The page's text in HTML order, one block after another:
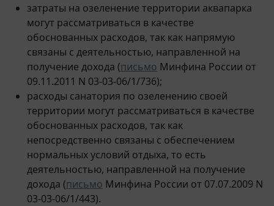
затраты на озеленение территории аквапарка
могут рассматриваться в качестве
обоснованных расходов, так как напрямую
связаны с деятельностью, направленной на
получение дохода (письмо Минфина России от
09.11.2011 N 03-03-06/1/736);
расходы санатория по озеленению своей
территории могут рассматриваться в качестве
обоснованных расходов, так как
непосредственно связаны с обеспечением
нормальных условий отдыха, то есть
деятельностью, направленной на получение
дохода (письмо Минфина России от 07.07.2009 N
03-03-06/1/443).